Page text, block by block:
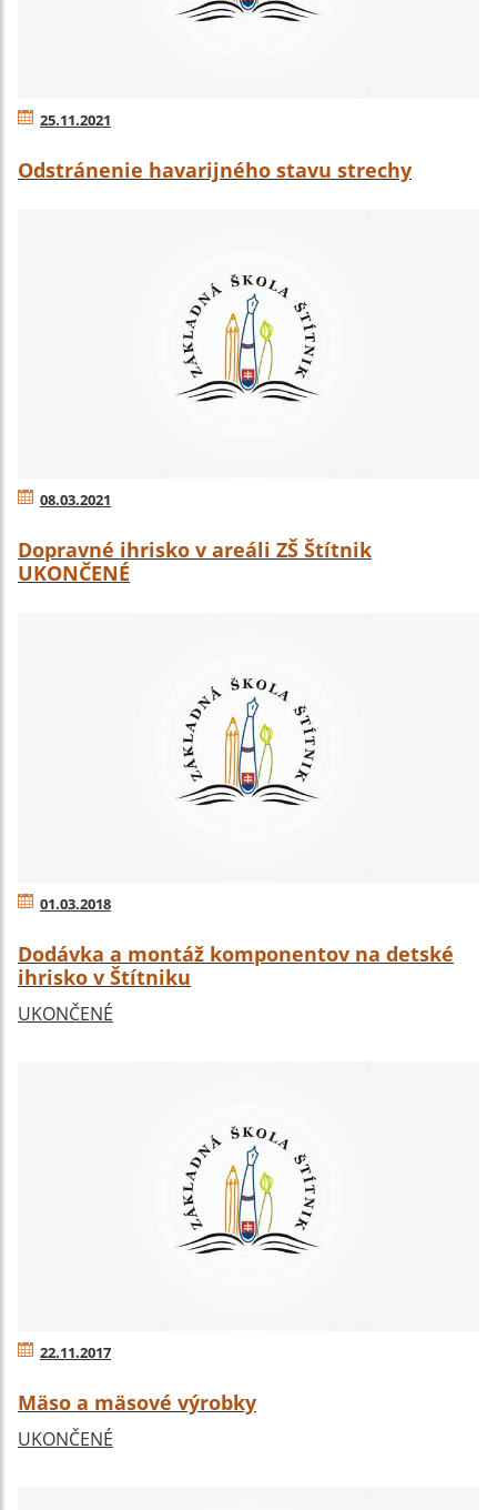
25.11.2021
Odstránenie havarijného stavu strechy
08.03.2021
Dopravné ihrisko v areáli ZŠ Štítnik
UKONČENÉ
01.03.2018
Dodávka a montáž komponentov na detské
ihrisko v Štítniku
UKONČENÉ
22.11.2017
Mäso a mäsové výrobky
UKONČENÉ